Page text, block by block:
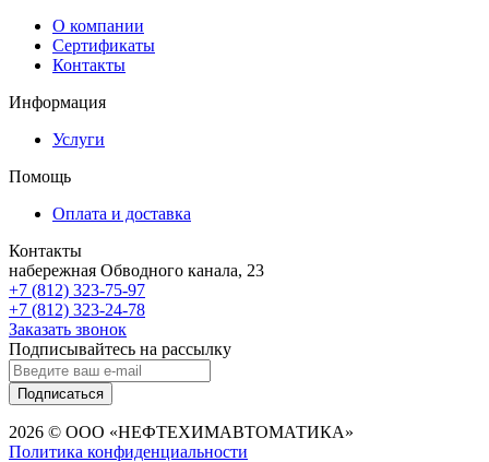
О компании
Сертификаты
Контакты
Информация
Услуги
Помощь
Оплата и доставка
Контакты
набережная Обводного канала, 23
+7 (812) 323-75-97
+7 (812) 323-24-78
Заказать звонок
Подписывайтесь на рассылку
Подписаться
2026 © ООО «НЕФТЕХИМАВТОМАТИКА»
Политика конфиденциальности